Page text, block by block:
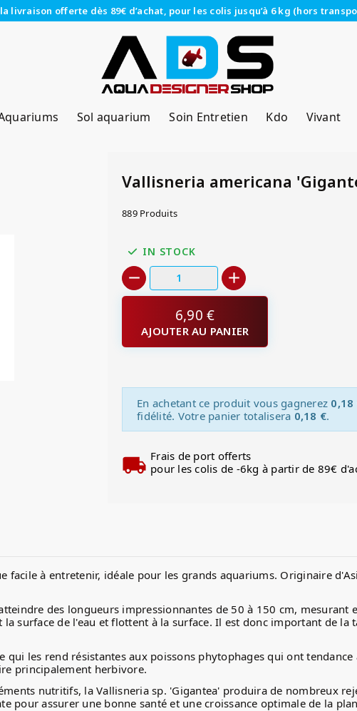
livraison offerte dès 89€ d’achat, pour les colis jusqu’à 6 kg (hors
Sol aquarium Soin Entretien Kdo Vivant
Vallisneria americana
889 Produits
IN STOCK
6,90 €
AJOUTER AU PANIER
En achetant ce produit vous gagnerez 0,18
fidélité. Votre panier totalisera 0,18 €.
Frais de port offerts
pour les colis de -6kg à partir de 89€
facile à entretenir, idéale pour les grands aquariums. Originaire
des longueurs impressionnantes de 50 à 150 cm, mesurant
surface de l'eau et flottent à la surface. Il est donc important de
qui les rend résistantes aux poissons phytophages qui ont
principalement herbivore.
nutritifs, la Vallisneria sp. 'Gigantea' produira de nombreux
pour assurer une bonne santé et une croissance optimale de la